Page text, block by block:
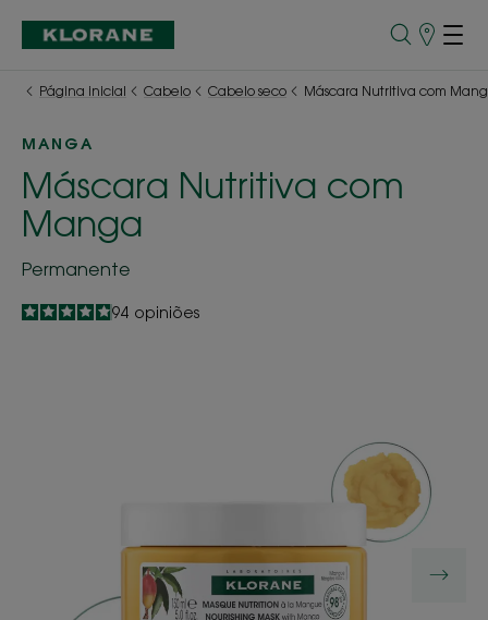
Pontos
Página inicial
Cabelo Cabelo seco Máscara Nutritiva com
MANGA
Máscara Nutritiva com
Manga
Permanente
4.9
/
5
94 opiniões